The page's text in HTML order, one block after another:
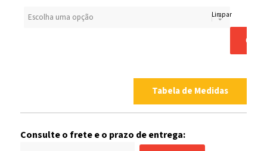
Limpar
Tabela de Medidas
Consulte o frete e o prazo de entrega: